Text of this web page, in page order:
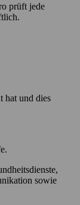
prüft jede
hat und dies
sowie